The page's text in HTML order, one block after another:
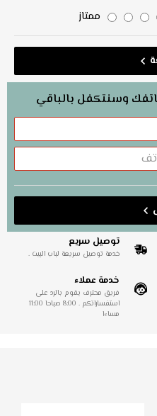
ممتاز
وسنتكفل بالباقي
توصيل سريع
خدمة توصيل سريعة لباب البيت .
خدمة عملاء
فريق محترف يقوم بالرد على
استفساراتكم . 8:00 صباحا 11:00
مساءا